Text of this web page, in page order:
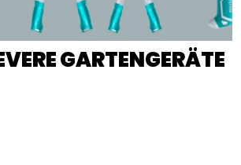
GARTENGERÄTE